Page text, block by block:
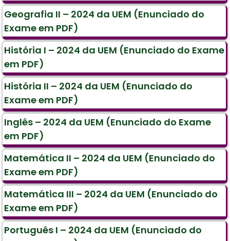
Geografia II – 2024 da UEM (Enunciado do
Exame em PDF)
História I – 2024 da UEM (Enunciado do Exame
em PDF)
História II – 2024 da UEM (Enunciado do
Exame em PDF)
Inglês – 2024 da UEM (Enunciado do Exame
em PDF)
Matemática II – 2024 da UEM (Enunciado do
Exame em PDF)
Matemática III – 2024 da UEM (Enunciado do
Exame em PDF)
Português I – 2024 da UEM (Enunciado do